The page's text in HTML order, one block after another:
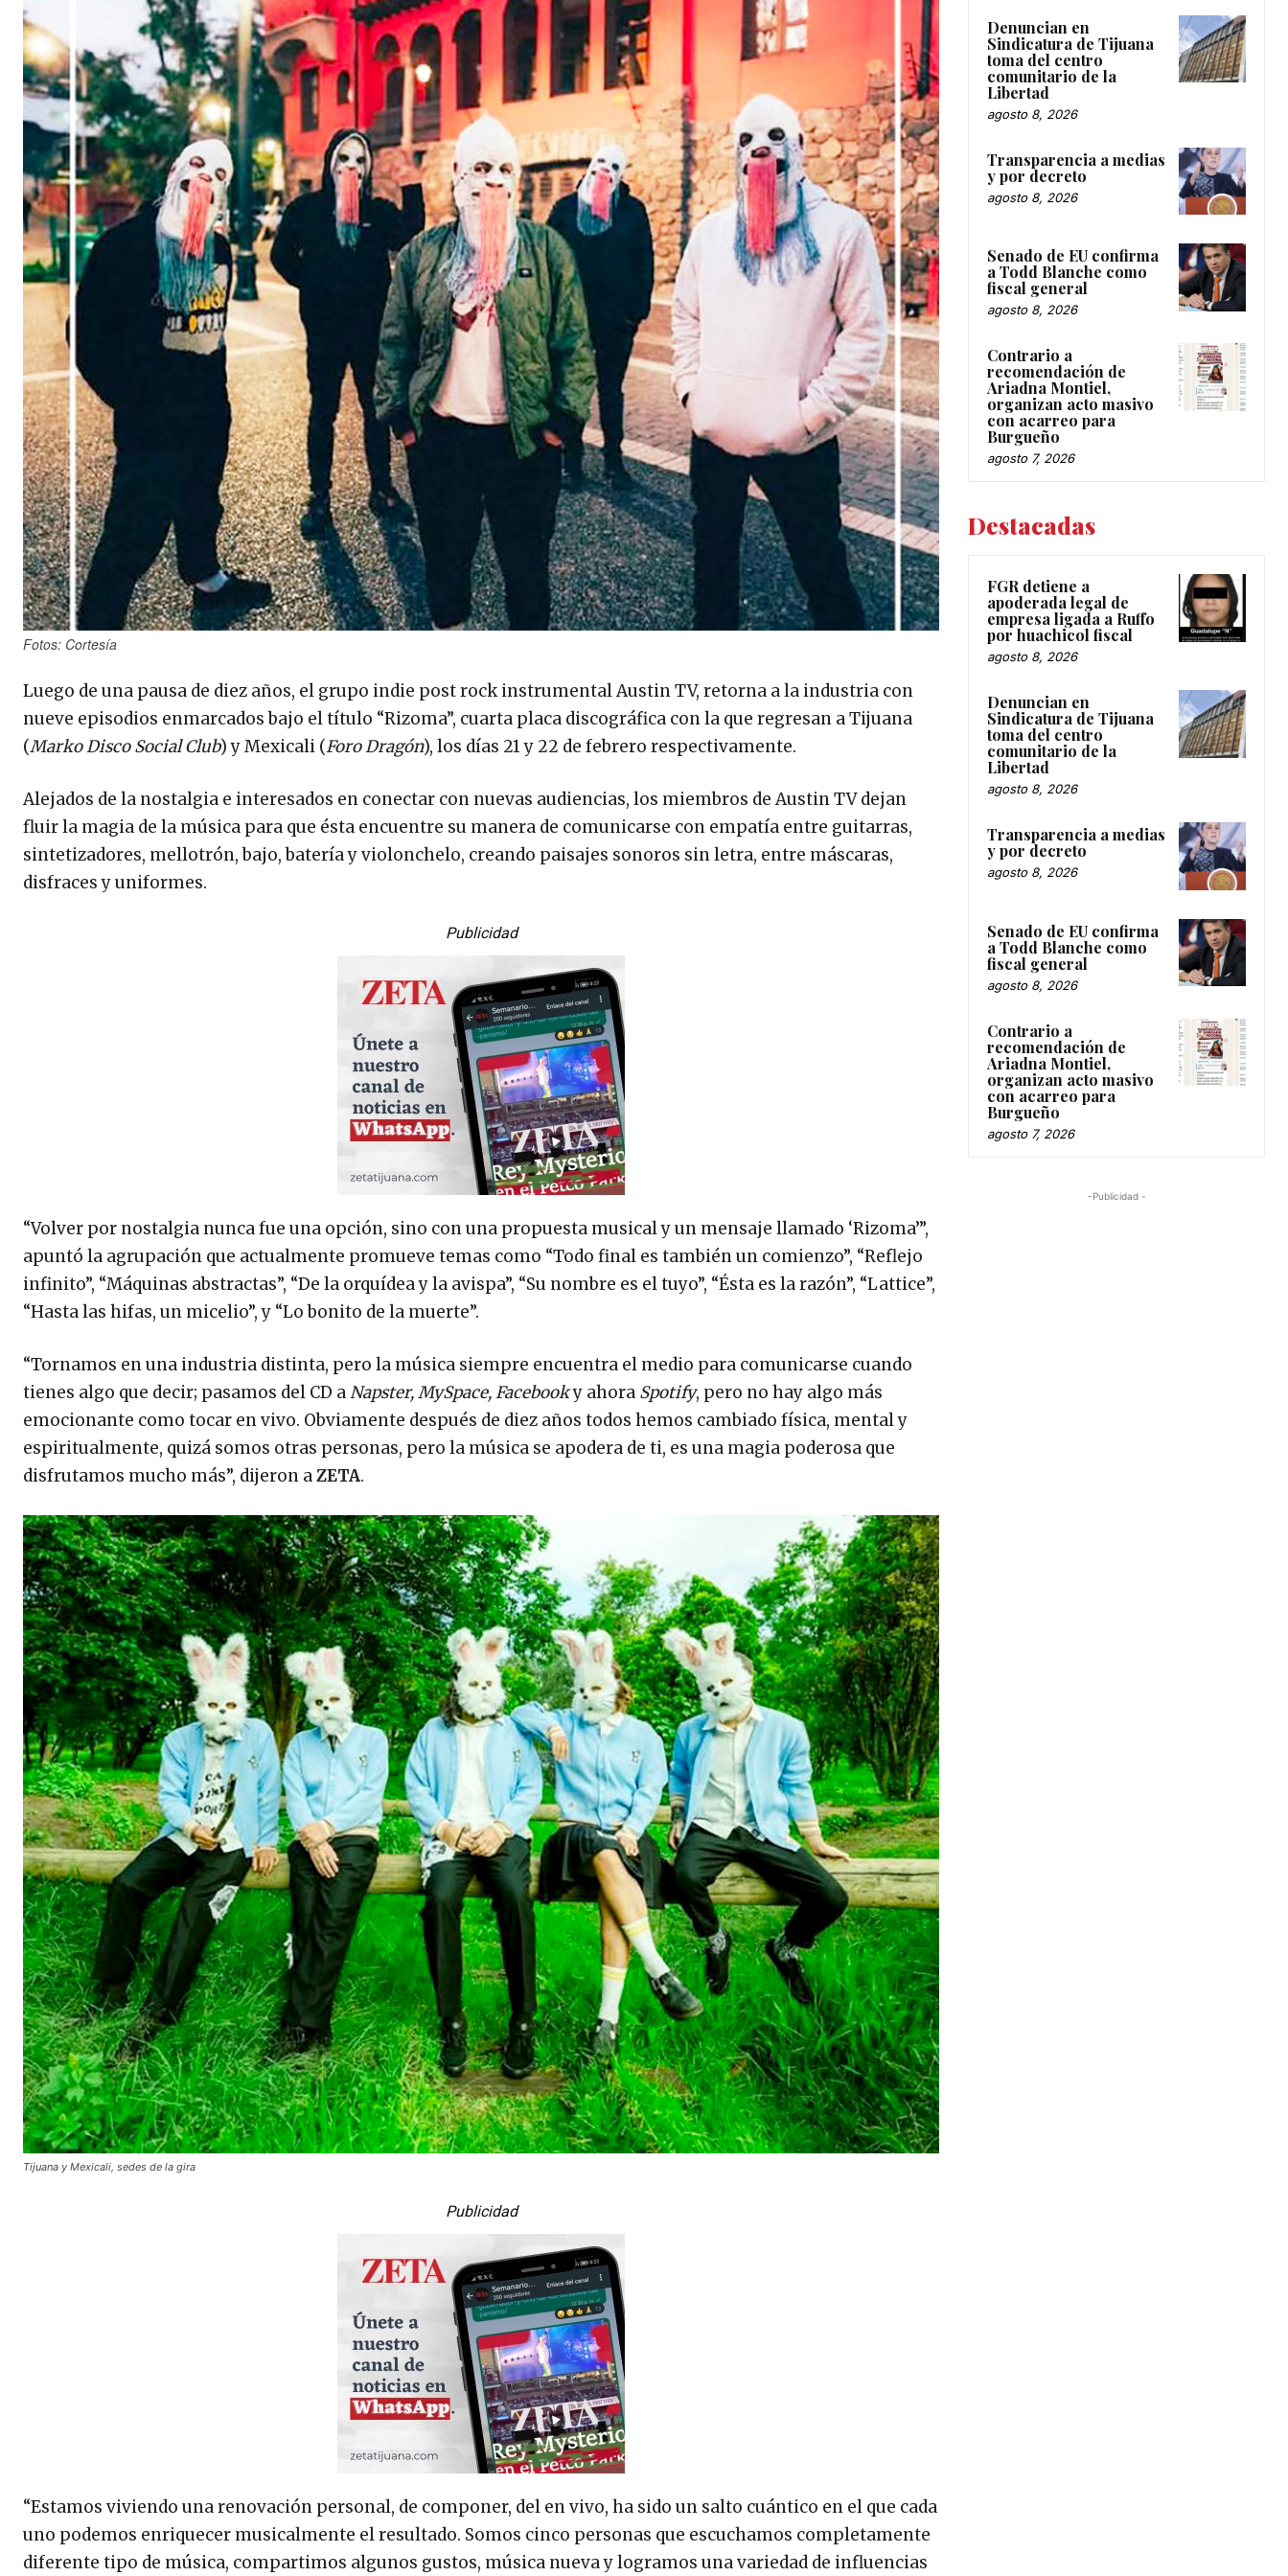
Fotos: Cortesía
Luego de una pausa de diez años, el grupo indie post rock instrumental Austin TV, retorna a la industria con
nueve episodios enmarcados bajo el título “Rizoma”, cuarta placa discográfica con la que regresan a Tijuana
(Marko Disco Social Club) y Mexicali (Foro Dragón), los días 21 y 22 de febrero respectivamente.
Alejados de la nostalgia e interesados en conectar con nuevas audiencias, los miembros de Austin TV dejan
fluir la magia de la música para que ésta encuentre su manera de comunicarse con empatía entre guitarras,
sintetizadores, mellotrón, bajo, batería y violonchelo, creando paisajes sonoros sin letra, entre máscaras,
disfraces y uniformes.
Publicidad
“Volver por nostalgia nunca fue una opción, sino con una propuesta musical y un mensaje llamado ‘Rizoma’”,
apuntó la agrupación que actualmente promueve temas como “Todo final es también un comienzo”, “Reflejo
infinito”, “Máquinas abstractas”, “De la orquídea y la avispa”, “Su nombre es el tuyo”, “Ésta es la razón”, “Lattice”,
“Hasta las hifas, un micelio”, y “Lo bonito de la muerte”.
“Tornamos en una industria distinta, pero la música siempre encuentra el medio para comunicarse cuando
tienes algo que decir; pasamos del CD aNapster, MySpace, Facebooky ahora Spotify, pero no hay algo más
emocionante como tocar en vivo. Obviamente después de diez años todos hemos cambiado física, mental y
espiritualmente, quizá somos otras personas, pero la música se apodera de ti, es una magia poderosa que
disfrutamos mucho más”, dijeron aZETA.
Tijuana y Mexicali, sedes de la gira
Publicidad
“Estamos viviendo una renovación personal, de componer, del en vivo, ha sido un salto cuántico en el que cada
uno podemos enriquecer musicalmente el resultado. Somos cinco personas que escuchamos completamente
diferente tipo de música, compartimos algunos gustos, música nueva y logramos una variedad de influencias
Denuncian en
Sindicatura de Tijuana
toma del centro
comunitario de la
Libertad
agosto 8, 2026
Transparencia a medias
y por decreto
agosto 8, 2026
Senado de EU confirma
a Todd Blanche como
fiscal general
agosto 8, 2026
Contrario a
recomendación de
Ariadna Montiel,
organizan acto masivo
con acarreo para
Burgueño
agosto 7, 2026
Destacadas
FGR detiene a
apoderada legal de
empresa ligada a Ruffo
por huachicol fiscal
agosto 8, 2026
Denuncian en
Sindicatura de Tijuana
toma del centro
comunitario de la
Libertad
agosto 8, 2026
Transparencia a medias
y por decreto
agosto 8, 2026
Senado de EU confirma
a Todd Blanche como
fiscal general
agosto 8, 2026
Contrario a
recomendación de
Ariadna Montiel,
organizan acto masivo
con acarreo para
Burgueño
agosto 7, 2026
-Publicidad -